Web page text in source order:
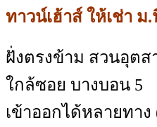
ทาวน์เฮ้าส์ ให้เช่า ม
ฝั่งตรงข้าม สวนอุตส
ใกล้ซอย บางบอน 5
เข้าออกได้หลายทา